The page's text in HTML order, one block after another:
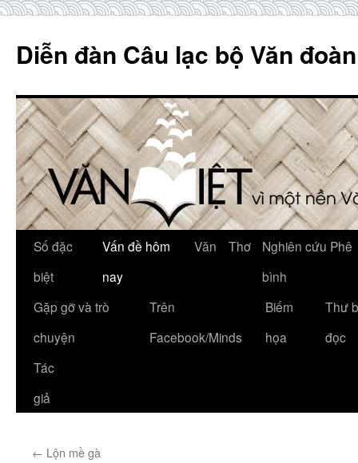
content
Diễn đàn Câu lạc bộ Văn
Số đặc
biệt
Vấn đề hôm
nay
Văn Thơ
Nghiên cứu Phê
bình
Gặp gỡ và trò
chuyện
Trên
Facebook/Minds
Biếm
họa
Thư
đọc
Tác
giả
← Lộn mề gà